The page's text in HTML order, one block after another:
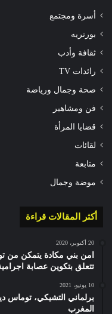
أسرة ومجتمع
بورتريه
ثقافة وأدب
رائدات TV
صحة وجمال ورياضة
فن ومشاهير
قضايا المرأة
لقائات
متابعة
موضة وجمال
أكثر المقالات قراءة
20 أكتوبر، 2020
امن بني مكادة يتمكن
تتعلق بتكوين عصابة
10 يونيو، 2021
برلماني التشيكي، توماس
المغرب